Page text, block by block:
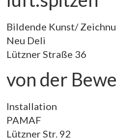
Bildende Kunst/
Neu Deli
Lützner Straße 36
von der
Installation
PAMAF
Lützner Str. 92